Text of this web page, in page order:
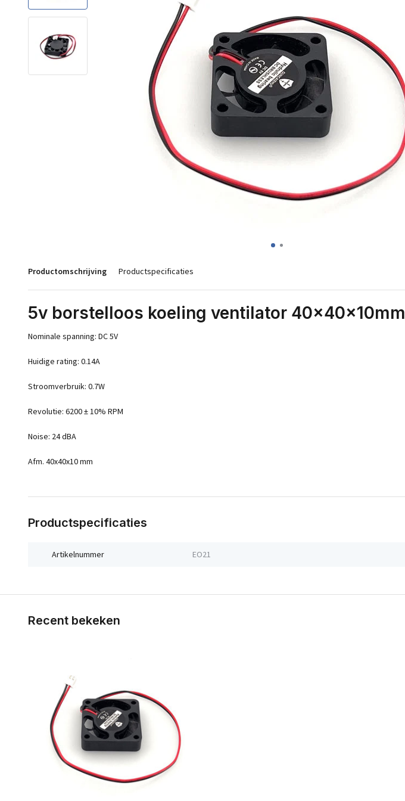
Productomschrijving Productspecificaties
5v borstelloos koeling ventilator 40x40x10mm
Nominale spanning: DC 5V
Huidige rating: 0.14A
Stroomverbruik: 0.7W
Revolutie: 6200 ± 10% RPM
Noise: 24 dBA
Afm. 40x40x10 mm
Productspecificaties
Artikelnummer EO21
Recent bekeken